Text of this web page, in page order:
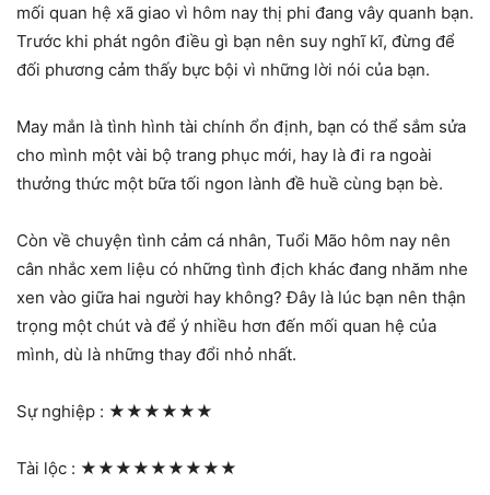
mối quan hệ xã giao vì hôm nay thị phi đang vây quanh bạn.
Trước khi phát ngôn điều gì bạn nên suy nghĩ kĩ, đừng để
đối phương cảm thấy bực bội vì những lời nói của bạn.
May mắn là tình hình tài chính ổn định, bạn có thể sắm sửa
cho mình một vài bộ trang phục mới, hay là đi ra ngoài
thưởng thức một bữa tối ngon lành đề huề cùng bạn bè.
Còn về chuyện tình cảm cá nhân, Tuổi Mão hôm nay nên
cân nhắc xem liệu có những tình địch khác đang nhăm nhe
xen vào giữa hai người hay không? Đây là lúc bạn nên thận
trọng một chút và để ý nhiều hơn đến mối quan hệ của
mình, dù là những thay đổi nhỏ nhất.
Sự nghiệp : ★★★★★★
Tài lộc : ★★★★★★★★★